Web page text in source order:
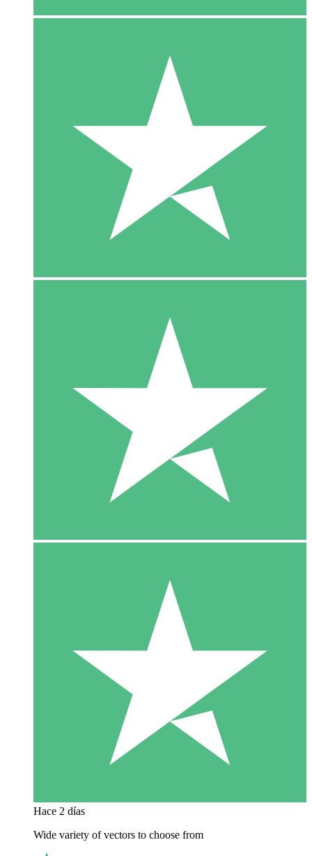
Hace 2 días
Wide variety of vectors to choose from